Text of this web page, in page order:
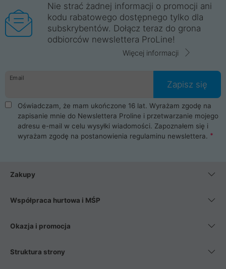
Nie strać żadnej informacji o promocji ani
kodu rabatowego dostępnego tylko dla
subskrybentów. Dołącz teraz do grona
odbiorców newslettera ProLine!
Więcej informacji
Email
Zapisz się
Oświadczam, że mam ukończone 16 lat. Wyrażam zgodę na
zapisanie mnie do Newslettera Proline i przetwarzanie mojego
adresu e-mail w celu wysyłki wiadomości. Zapoznałem się i
wyrażam zgodę na postanowienia regulaminu newslettera.
Zakupy
Współpraca hurtowa i MŚP
Okazja i promocja
Struktura strony